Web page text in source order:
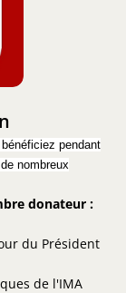
pendant
nombreux
donateur :
du Président
de l'IMA